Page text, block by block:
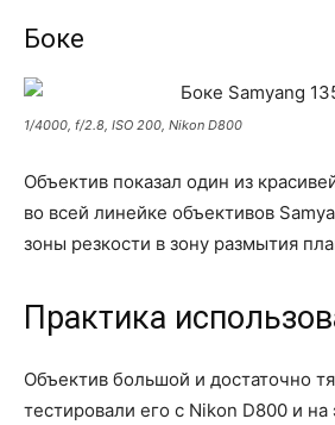
Боке
1/4000, f/2.8, ISO 200, Nikon D800
Объектив показал один из
во всей линейке объективов
зоны резкости в зону размытия
Практика
Объектив большой и достаточно
тестировали его с Nikon D800 и на